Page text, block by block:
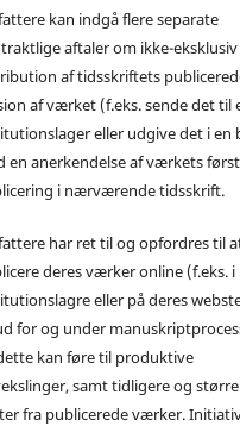
kan indgå flere separate
aftaler om ikke-eksklusiv
af tidsskriftets
af værket (f.eks. sende det til
eller udgive det i en
en anerkendelse af værkets
i nærværende tidsskrift.
har ret til og opfordres til
deres værker online (f.eks. i
eller på deres
for og under
kan føre til produktive
samt tidligere og større
fra publicerede værker.